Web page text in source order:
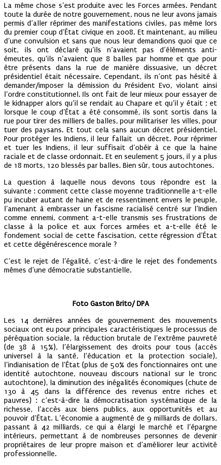
La même chose s’est produite avec les Forces armées. Pendant
toute la durée de notre gouvernement, nous ne leur avons jamais
permis d’aller réprimer des manifestations civiles, pas même lors
du premier coup d’État civique en 2008. Et maintenant, au milieu
d’une convulsion et sans que nous leur demandions quoi que ce
soit, ils ont déclaré qu’ils n’avaient pas d’éléments anti-
émeutes, qu’ils n’avaient que 8 balles par homme et que pour
être présents dans la rue de manière dissuasive, un décret
présidentiel était nécessaire. Cependant, ils n’ont pas hésité à
demander/imposer la démission du Président Evo, violant ainsi
l’ordre constitutionnel. Ils ont fait de leur mieux pour essayer de
le kidnapper alors qu’il se rendait au Chapare et qu’il y était ; et
lorsque le coup d’État a été consommé, ils sont sortis dans la
rue pour tirer des milliers de balles, pour militariser les villes, pour
tuer des paysans. Et tout cela sans aucun décret présidentiel.
Pour protéger les Indiens, il leur fallait un décret. Pour réprimer
et tuer les Indiens, il leur suffisait d’obéir à ce que la haine
raciale et de classe ordonnait. Et en seulement 5 jours, il y a plus
de 18 morts, 120 blessés par balles. Bien sûr, tous autochtones.
La question à laquelle nous devons tous répondre est la
suivante : comment cette classe moyenne traditionnelle a-t-elle
pu incuber autant de haine et de ressentiment envers le peuple,
l’amenant à embrasser un fascisme racialisé centré sur l’Indien
comme ennemi, comment a-t-elle transmis ses frustrations de
classe à la police et aux forces armées et a-t-elle été le
fondement social de cette fascisation, cette régression d’État
et cette dégénérescence morale ?
C’est le rejet de l’égalité, c’est-à-dire le rejet des fondements
mêmes d’une démocratie substantielle.
Foto Gaston Brito/ DPA
Les 14 dernières années de gouvernement des mouvements
sociaux ont eu pour principales caractéristiques le processus de
péréquation sociale, la réduction brutale de l’extrême pauvreté
(de 38 à 15%), l’élargissement des droits pour tous (accès
universel à la santé, l’éducation et la protection sociale),
l’indianisation de l’État (plus de 50% des fonctionnaires ont une
identité autochtone, nouveau discours national sur le tronc
autochtone), la diminution des inégalités économiques (chute de
130 à 45 dans la différence des revenus entre riches et
pauvres) : c’est-à-dire la démocratisation systématique de la
richesse, l’accès aux biens publics, aux opportunités et au
pouvoir d’État. L’économie a augmenté de 9 milliards de dollars,
passant à 42 milliards, ce qui a élargi le marché et l’épargne
intérieurs, permettant à de nombreuses personnes de devenir
propriétaires de leur propre maison et d’améliorer leur activité
professionnelle.